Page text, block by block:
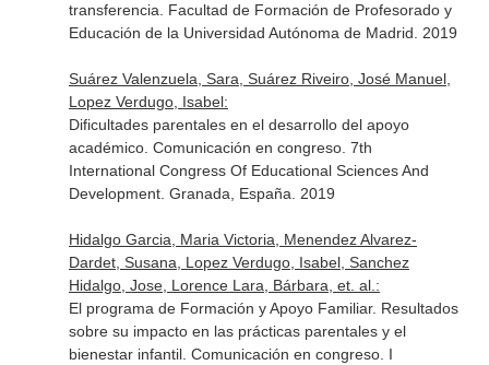
transferencia. Facultad de Formación de Profesorado y
Educación de la Universidad Autónoma de Madrid. 2019
Suárez Valenzuela, Sara, Suárez Riveiro, José Manuel,
Lopez Verdugo, Isabel:
Dificultades parentales en el desarrollo del apoyo
académico. Comunicación en congreso. 7th
International Congress Of Educational Sciences And
Development. Granada, España. 2019
Hidalgo Garcia, Maria Victoria, Menendez Alvarez-
Dardet, Susana, Lopez Verdugo, Isabel, Sanchez
Hidalgo, Jose, Lorence Lara, Bárbara, et. al.:
El programa de Formación y Apoyo Familiar. Resultados
sobre su impacto en las prácticas parentales y el
bienestar infantil. Comunicación en congreso. I